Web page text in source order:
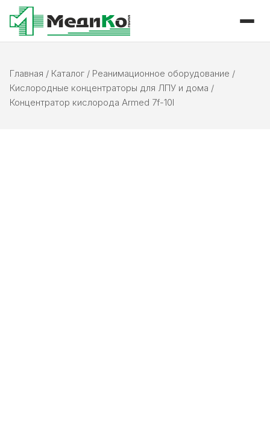
Главная / Каталог / Реанимационное оборудование /
Кислородные концентраторы для ЛПУ и дома /
Концентратор кислорода Armed 7f-10l